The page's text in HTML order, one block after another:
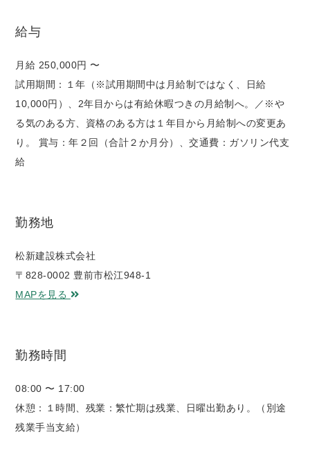
給与
月給 250,000円 〜
試用期間：１年（※試用期間中は月給制ではなく、日給
10,000円）、2年目からは有給休暇つきの月給制へ。／※や
る気のある方、資格のある方は１年目から月給制への変更あ
り。 賞与：年２回（合計２か月分）、交通費：ガソリン代支
給
勤務地
松新建設株式会社
〒828-0002 豊前市松江948-1
MAPを見る
勤務時間
08:00 〜 17:00
休憩：１時間、残業：繁忙期は残業、日曜出勤あり。（別途
残業手当支給）